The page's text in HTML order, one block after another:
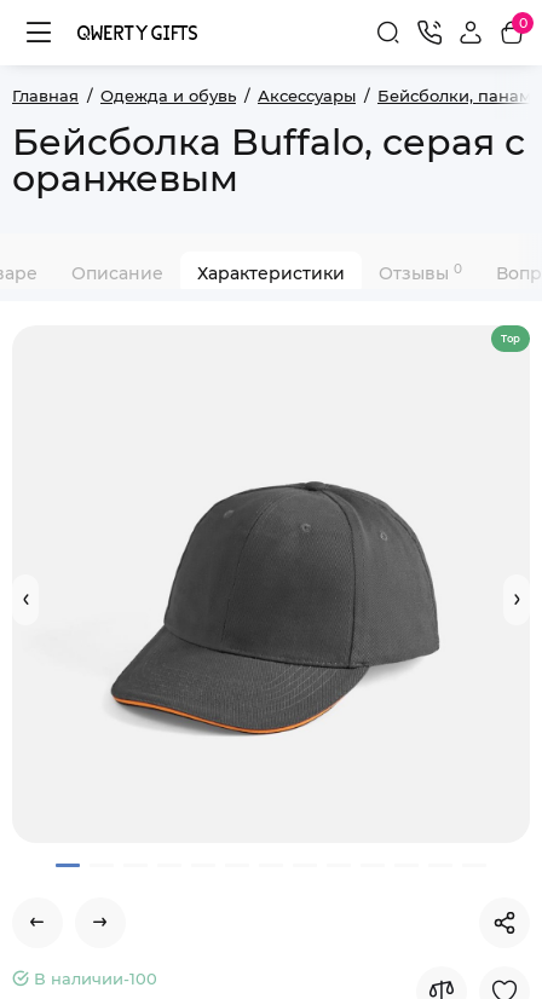
0
Главная Одежда и обувь Аксессуары Бейсболки,
Бейсболка Buffalo, серая с
оранжевым
Описание Характеристики Отзывы 0
Top
В наличии-100